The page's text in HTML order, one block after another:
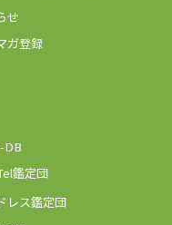
せ
ガ登録
DB
鑑定団
レス鑑定団